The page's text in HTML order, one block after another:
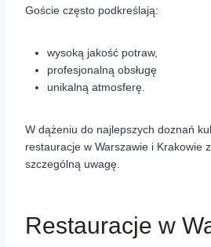
Goście często podkreślają:
wysoką jakość potraw,
profesjonalną obsługę
unikalną atmosferę.
W dążeniu do najlepszych doznań
restauracje w Warszawie i Krakowie
szczególną uwagę.
Restauracje w